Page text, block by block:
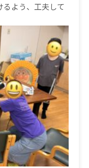
るよう、工夫して